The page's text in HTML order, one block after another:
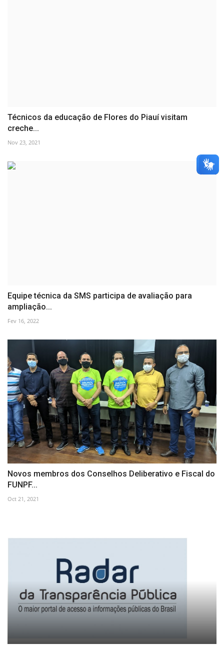
Técnicos da educação de Flores do Piauí visitam
creche...
Nov 23, 2021
Equipe técnica da SMS participa de avaliação para
ampliação...
Fev 16, 2022
Novos membros dos Conselhos Deliberativo e Fiscal do
FUNPF...
Oct 21, 2021